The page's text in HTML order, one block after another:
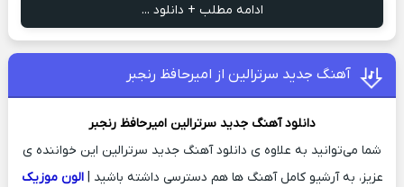
ادامه مطلب + دانلود ...
آهنگ جدید سرترالین از امیرحافظ رنجبر
دانلود آهنگ جدید سرترالین امیرحافظ رنجبر
شما می‌توانید به علاوه ی دانلود آهنگ جدید سرترالین این خواننده ی
عزیز، به آرشیو کامل آهنگ ها هم دسترسی داشته باشید |الون موزیک